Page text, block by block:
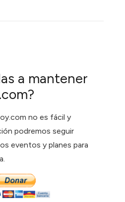
a mantener
no es fácil y
podremos seguir
eventos y planes para